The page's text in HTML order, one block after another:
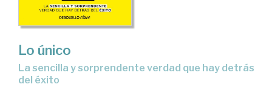
Lo único
La sencilla y sorprendente verdad que hay detrás
del éxito